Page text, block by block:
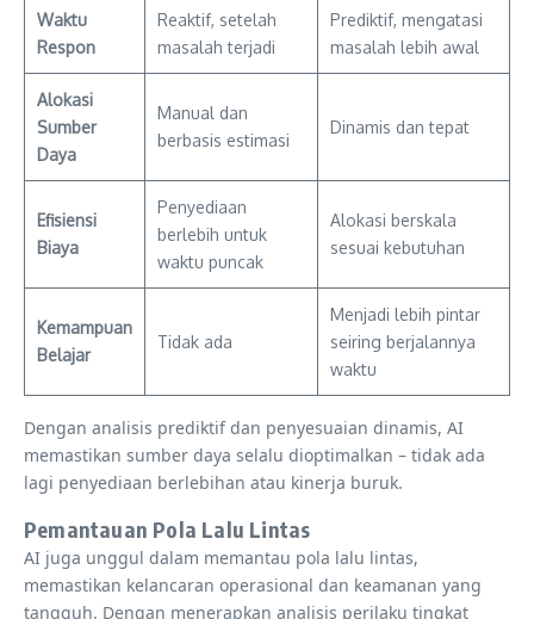
Waktu
Respon
Reaktif, setelah
masalah terjadi
Prediktif, mengatasi
masalah lebih awal
Alokasi
Sumber
Daya
Manual dan
berbasis estimasi
Dinamis dan tepat
Efisiensi
Biaya
Penyediaan
berlebih untuk
waktu puncak
Alokasi berskala
sesuai kebutuhan
Kemampuan
Belajar
Tidak ada
Menjadi lebih pintar
seiring berjalannya
waktu
Dengan analisis prediktif dan penyesuaian dinamis, AI
memastikan sumber daya selalu dioptimalkan – tidak ada
lagi penyediaan berlebihan atau kinerja buruk.
Pemantauan Pola Lalu Lintas
AI juga unggul dalam memantau pola lalu lintas,
memastikan kelancaran operasional dan keamanan yang
tangguh. Dengan menerapkan analisis perilaku tingkat